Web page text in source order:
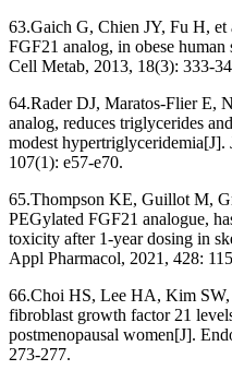
63.Gaich G, Chien JY, Fu H,
FGF21 analog, in obese
Cell Metab, 2013, 18(3): 333-
64.Rader DJ, Maratos-Flier E,
analog, reduces triglycerides
modest
107(1): e57-e70.
65.Thompson KE, Guillot M,
PEGylated FGF21 analogue,
toxicity after 1-year dosing in
Appl Pharmacol, 2021, 428:
66.Choi HS, Lee HA, Kim SW,
fibroblast growth factor 21
postmenopausal women[J].
273-277.